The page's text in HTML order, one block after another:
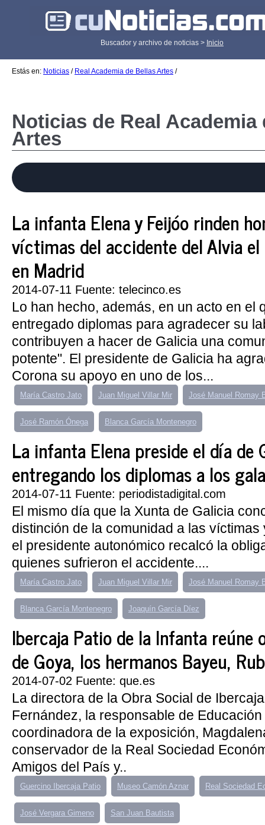
Buscador y archivo de noticias > Inicio
Estás en: Noticias / Real Academia de Bellas Artes /
Noticias de Real Academia
Artes
La infanta Elena y Feijóo rinden
víctimas del accidente del Alvia
en Madrid
2014-07-11 Fuente: telecinco.es
Lo han hecho, además, en un acto en el
entregado diplomas para agradecer su
contribuyen a hacer de Galicia una
potente". El presidente de Galicia ha
Corona su apoyo en uno de los...
María Castro Jato Juan Miguel Villar Mir José Manuel Romay
José Ramón Ónega Blanca García Montenegro
La infanta Elena preside el día de
entregando los diplomas a los
2014-07-11 Fuente: periodistadigital.com
El mismo día que la Xunta de Galicia
distinción de la comunidad a las
el presidente autonómico recalcó la
quienes sufrieron el accidente....
María Castro Jato Juan Miguel Villar Mir José Manuel Romay
Blanca García Montenegro Joaquín García Díez
Ibercaja Patio de la Infanta reúne
de Goya, los hermanos Bayeu,
2014-07-02 Fuente: que.es
La directora de la Obra Social de
Fernández, la responsable de
coordinadora de la exposición,
conservador de la Real Sociedad
Amigos del País y..
Guercino Ibercaja Patio Museo Camón Aznar Real Sociedad
José Vergara Gimeno San Juan Bautista